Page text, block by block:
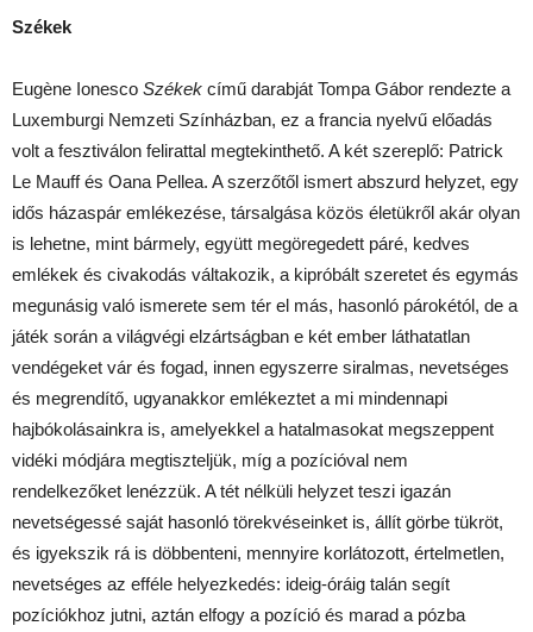
Székek
Eugène Ionesco Székek című darabját Tompa Gábor rendezte a
Luxemburgi Nemzeti Színházban, ez a francia nyelvű előadás
volt a fesztiválon felirattal megtekinthető. A két szereplő: Patrick
Le Mauff és Oana Pellea. A szerzőtől ismert abszurd helyzet, egy
idős házaspár emlékezése, társalgása közös életükről akár olyan
is lehetne, mint bármely, együtt megöregedett páré, kedves
emlékek és civakodás váltakozik, a kipróbált szeretet és egymás
megunásig való ismerete sem tér el más, hasonló párokétól, de a
játék során a világvégi elzártságban e két ember láthatatlan
vendégeket vár és fogad, innen egyszerre siralmas, nevetséges
és megrendítő, ugyanakkor emlékeztet a mi mindennapi
hajbókolásainkra is, amelyekkel a hatalmasokat megszeppent
vidéki módjára megtiszteljük, míg a pozícióval nem
rendelkezőket lenézzük. A tét nélküli helyzet teszi igazán
nevetségessé saját hasonló törekvéseinket is, állít görbe tükröt,
és igyekszik rá is döbbenteni, mennyire korlátozott, értelmetlen,
nevetséges az efféle helyezkedés: ideig-óráig talán segít
pozíciókhoz jutni, aztán elfogy a pozíció és marad a pózba